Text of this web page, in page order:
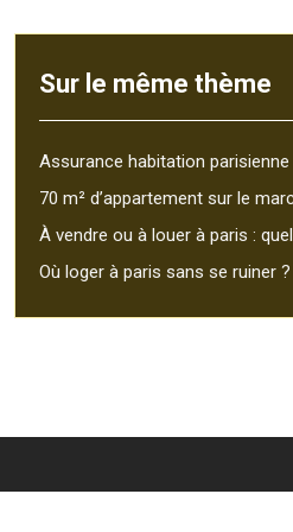
Sur le même thème
Assurance habitation
70 m² d’appartement sur le
À vendre ou à louer à paris :
Où loger à paris sans se ruiner